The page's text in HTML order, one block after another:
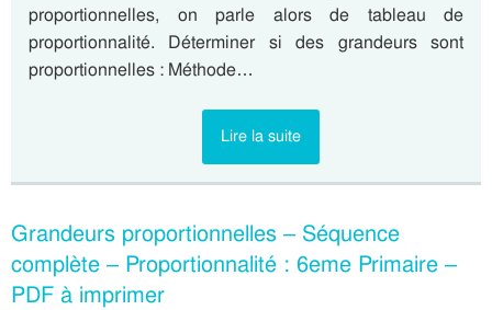
proportionnelles, on parle alors de tableau de
proportionnalité. Déterminer si des grandeurs sont
proportionnelles : Méthode…
Lire la suite
Grandeurs proportionnelles – Séquence
complète – Proportionnalité : 6eme Primaire –
PDF à imprimer